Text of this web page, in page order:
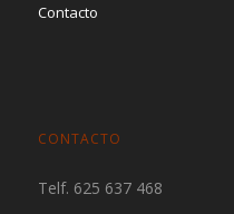
Contacto
CONTACTO
Telf. 625 637 468